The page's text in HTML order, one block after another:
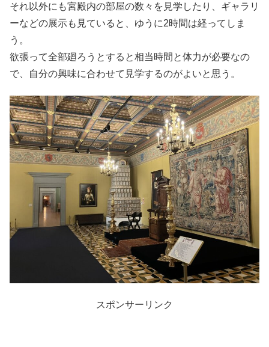
それ以外にも宮殿内の部屋の数々を見学したり、ギャラリ
ーなどの展示も見ていると、ゆうに2時間は経ってしま
う。
欲張って全部廻ろうとすると相当時間と体力が必要なの
で、自分の興味に合わせて見学するのがよいと思う。
スポンサーリンク